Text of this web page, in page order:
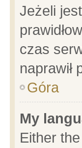
Jeżeli
czas
naprawił
Góra
My
Either